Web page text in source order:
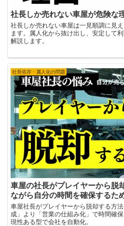
社長しか売れない車屋が危険な
社長しか売れない車屋は一見順調に見
ます。属人化から抜け出し、安定して
解説します。
社長依存・属人化の問題
車屋の社長がプレイヤーから脱
ながら自分の時間を確保するた
車屋社長がプレイヤーから脱却する方
成」より「営業の仕組み化」で時間確
現性ある型で会社を自動化。